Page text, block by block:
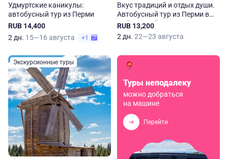
Удмуртские каникулы:
автобусный тур из Перми
RUB 14,400
2 дн. 15—16 августа +1
Вкус традиций и отдых души.
Автобусный тур из Перми в
Чайковский и Воткинск
RUB 13,200
2 дн. 22—23 августа
Экскурсионные туры
Туры неподалеку
можно добраться
на машине
Перейти